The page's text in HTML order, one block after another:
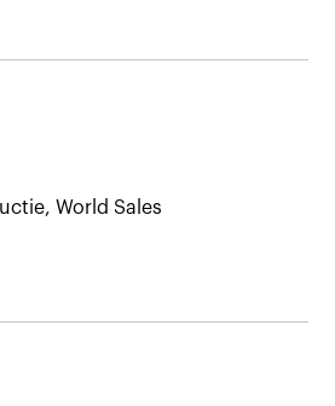
World Sales